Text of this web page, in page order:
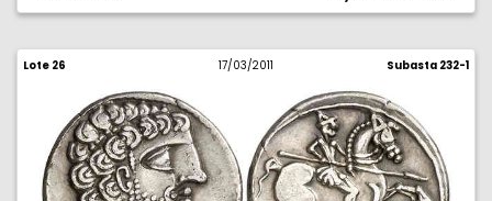
Lote 26 17/03/2011 Subasta 232-1